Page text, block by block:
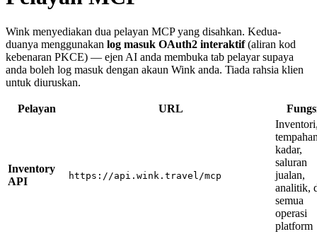
Wink menyediakan dua pelayan MCP yang disahkan. Kedua-
duanya menggunakan log masuk OAuth2 interaktif(aliran kod
kebenaran PKCE) — ejen AI anda membuka tab pelayar supaya
anda boleh log masuk dengan akaun Wink anda. Tiada rahsia klien
untuk diuruskan.
Pelayan URL
Inventory
API
https://api.wink.travel/mcp
kadar,
saluran
jualan,
analitik,
semua
operasi
platform